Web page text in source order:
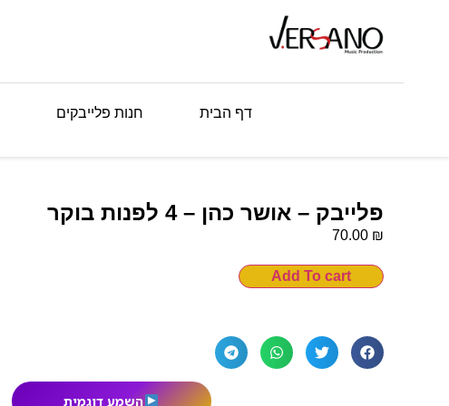
דף הבית חנות פלייבקים
פלייבק – אושר כהן – 4 לפנות בוקר
70.00 ₪
Add To cart
השמע דוגמית